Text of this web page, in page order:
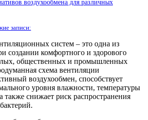
воздухообмена для различных
записи:
систем – это одна из
создании комфортного и здорового
общественных и промышленных
схема вентиляции
воздухообмен, способствует
уровня влажности, температуры
также снижает риск распространения